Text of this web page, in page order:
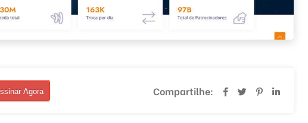
Agora Compartilhe: